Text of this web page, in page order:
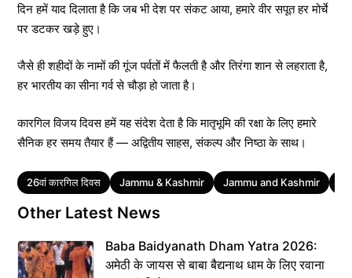
दिन हमें याद दिलाता है कि जब भी देश पर संकट आया, हमारे वीर सपूत हर मोर्चे
पर डटकर खड़े हुए।
जैसे ही शहीदों के नामों की गूंज पर्वतों में फैलती है और तिरंगा शान से लहराता है,
हर भारतीय का सीना गर्व से चौड़ा हो जाता है।
कारगिल विजय दिवस हमें यह संदेश देता है कि मातृभूमि की रक्षा के लिए हमारे
सैनिक हर समय तैयार हैं — अद्वितीय साहस, संकल्प और निष्ठा के साथ।
Tags
26वां कारगिल दिवस Jammu & Kashmir Jammu and Kashmir
Other Latest News
Baba Baidyanath Dham Yatra 2026:
अमेठी के जायस से बाबा बैद्यनाथ धाम के लिए रवाना